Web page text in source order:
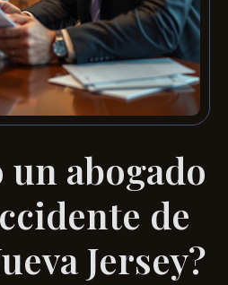
un abogado
de
Jersey?